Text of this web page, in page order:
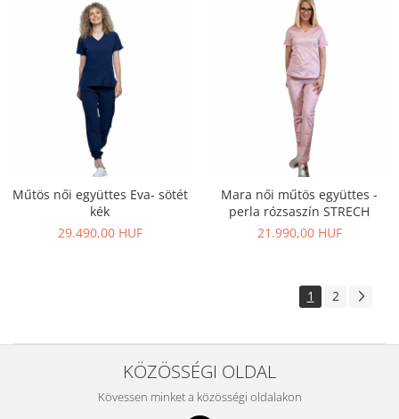
Műtös női együttes Eva- sötét
kék
29.490,00 HUF
Mara női műtös együttes -
perla rózsaszín STRECH
21.990,00 HUF
1 2
KÖZÖSSÉGI OLDAL
Kövessen minket a közösségi oldalakon